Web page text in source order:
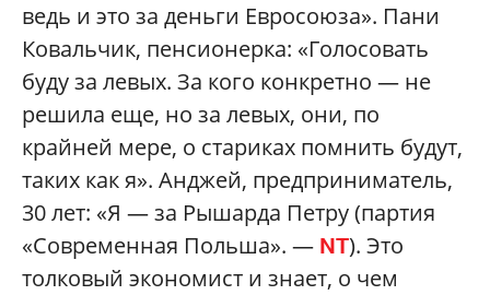
ведь и это за деньги Евросоюза». Пани
Ковальчик, пенсионерка: «Голосовать
буду за левых. За кого конкретно — не
решила еще, но за левых, они, по
крайней мере, о стариках помнить будут,
таких как я». Анджей, предприниматель,
30 лет: «Я — за Рышарда Петру (партия
«Современная Польша». — NT). Это
толковый экономист и знает, о чем